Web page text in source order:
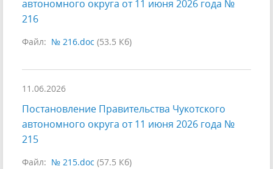
автономного округа от 11 июня 2026 года №
216
Файл: № 216.doc (53.5 Кб)
11.06.2026
Постановление Правительства Чукотского
автономного округа от 11 июня 2026 года №
215
Файл: № 215.doc (57.5 Кб)